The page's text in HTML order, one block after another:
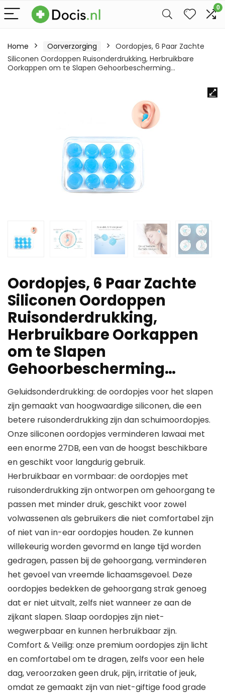
0
Home Oorverzorging
Oordopjes, 6 Paar Zachte
Siliconen Oordoppen Ruisonderdrukking, Herbruikbare
Oorkappen om te Slapen Gehoorbescherming…
Oordopjes, 6 Paar Zachte
Siliconen Oordoppen
Ruisonderdrukking,
Herbruikbare Oorkappen
om te Slapen
Gehoorbescherming…
Geluidsonderdrukking: de oordopjes voor het slapen
zijn gemaakt van hoogwaardige siliconen, die een
betere ruisonderdrukking zijn dan schuimoordopjes.
Onze siliconen oordopjes verminderen lawaai met
een enorme 27DB, een van de hoogst beschikbare
en geschikt voor langdurig gebruik.
Herbruikbaar en vormbaar: de oordopjes met
ruisonderdrukking zijn ontworpen om gehoorgang te
passen met minder druk, geschikt voor zowel
volwassenen als gebruikers die niet comfortabel zijn
of niet van in-ear oordopjes houden. Ze kunnen
willekeurig worden gevormd en lange tijd worden
gedragen, passen bij de gehoorgang, verminderen
het gevoel van vreemde lichaamsgevoel. Deze
oordopjes bedekken de gehoorgang strak genoeg
dat er niet uitvalt, zelfs niet wanneer ze aan de
zijkant slapen. Slaap oordopjes zijn niet-
wegwerpbaar en kunnen herbruikbaar zijn.
Comfort & Veilig: onze premium oordopjes zijn licht
en comfortabel om te dragen, zelfs voor een hele
dag, veroorzaken geen druk, pijn, irritatie of jeuk,
omdat ze gemaakt zijn van niet-giftige food grade